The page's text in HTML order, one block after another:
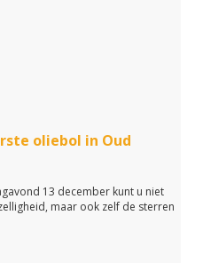
oliebol in Oud
13 december kunt u niet
maar ook zelf de sterren